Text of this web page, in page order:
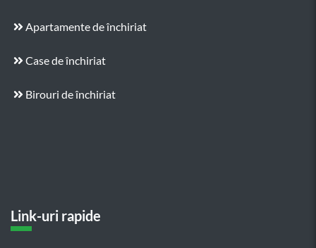
Apartamente de închiriat
Case de închiriat
Birouri de închiriat
Link-uri rapide